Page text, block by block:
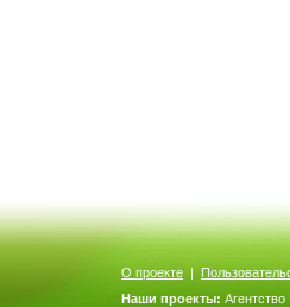
О проекте |
Наши проекты: